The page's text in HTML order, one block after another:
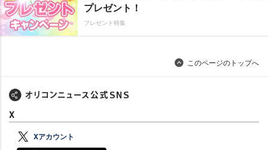
プレゼント！
プレゼント特集
このページのトップへ
X
Xアカウント